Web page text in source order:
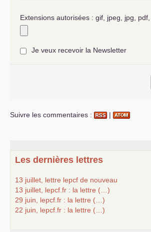
Extensions autorisées : gif, jpeg, jpg,
Je veux recevoir la Newsletter
Suivre les commentaires : |
Les dernières lettres
13 juillet, lettre lepcf de nouveau
13 juillet, lepcf.fr : la lettre (…)
29 juin, lepcf.fr : la lettre (…)
22 juin, lepcf.fr : la lettre (…)